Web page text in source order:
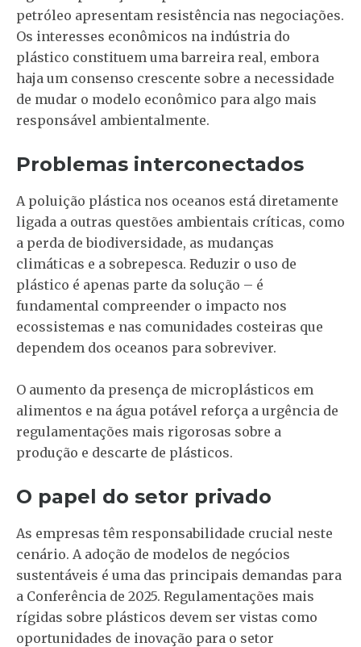
petróleo apresentam resistência nas negociações.
Os interesses econômicos na indústria do
plástico constituem uma barreira real, embora
haja um consenso crescente sobre a necessidade
de mudar o modelo econômico para algo mais
responsável ambientalmente.
Problemas interconectados
A poluição plástica nos oceanos está diretamente
ligada a outras questões ambientais críticas, como
a perda de biodiversidade, as mudanças
climáticas e a sobrepesca. Reduzir o uso de
plástico é apenas parte da solução – é
fundamental compreender o impacto nos
ecossistemas e nas comunidades costeiras que
dependem dos oceanos para sobreviver.
O aumento da presença de microplásticos em
alimentos e na água potável reforça a urgência de
regulamentações mais rigorosas sobre a
produção e descarte de plásticos.
O papel do setor privado
As empresas têm responsabilidade crucial neste
cenário. A adoção de modelos de negócios
sustentáveis é uma das principais demandas para
a Conferência de 2025. Regulamentações mais
rígidas sobre plásticos devem ser vistas como
oportunidades de inovação para o setor